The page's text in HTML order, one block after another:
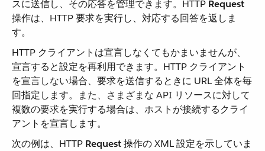
スに送信し、その応答を管理できます。HTTP ​ Request
操作は、HTTP 要求を実行し、対応する回答を返しま
す。
HTTP クライアントは宣言しなくてもかまいませんが、
宣言すると設定を再利用できます。HTTP クライアント
を宣言しない場合、要求を送信するときに URL 全体を毎
回指定します。また、さまざまな API リソースに対して
複数の要求を実行する場合は、ホストが接続するクライ
アントを宣言します。
次の例は、HTTP ​ Request​ 操作の XML 設定を示していま